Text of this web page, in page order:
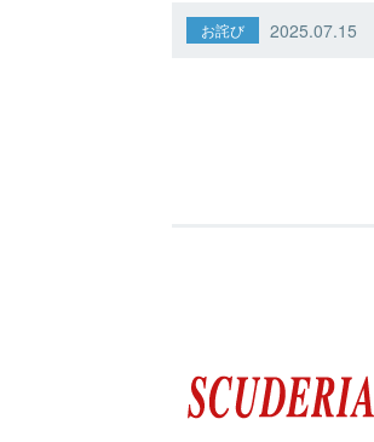
お詫び 2025.07.15